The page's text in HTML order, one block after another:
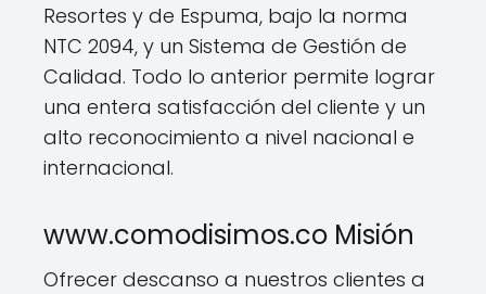
Resortes y de Espuma, bajo la norma
NTC 2094, y un Sistema de Gestión de
Calidad. Todo lo anterior permite lograr
una entera satisfacción del cliente y un
alto reconocimiento a nivel nacional e
internacional.
www.comodisimos.co Misión
Ofrecer descanso a nuestros clientes a